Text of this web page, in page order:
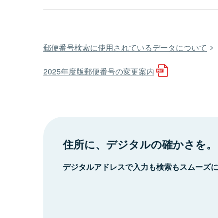
郵便番号検索に使用されているデータについて
2025年度版郵便番号の変更案内
住所に、デジタルの確かさを。
デジタルアドレスで入力も検索もスムーズ